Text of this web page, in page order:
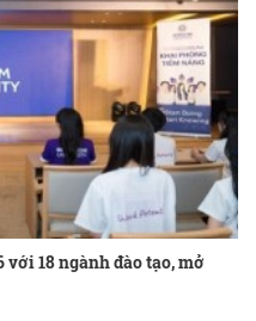
18 ngành đào tạo, mở